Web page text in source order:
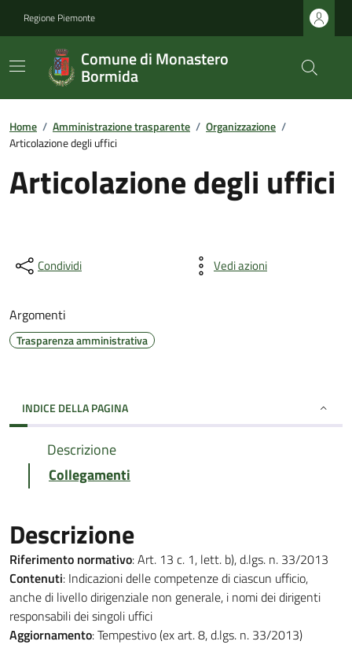
Regione Piemonte
Comune di Monastero
Bormida
Home / Amministrazione trasparente / Organizzazione /
Articolazione degli uffici
Articolazione degli uffici
Condividi Vedi azioni
Argomenti
Trasparenza amministrativa
INDICE DELLA PAGINA
Descrizione
Collegamenti
Descrizione
Riferimento normativo: Art. 13 c. 1, lett. b), d.lgs. n. 33/2013
Contenuti: Indicazioni delle competenze di ciascun ufficio,
anche di livello dirigenziale non generale, i nomi dei dirigenti
responsabili dei singoli uffici
Aggiornamento: Tempestivo (ex art. 8, d.lgs. n. 33/2013)